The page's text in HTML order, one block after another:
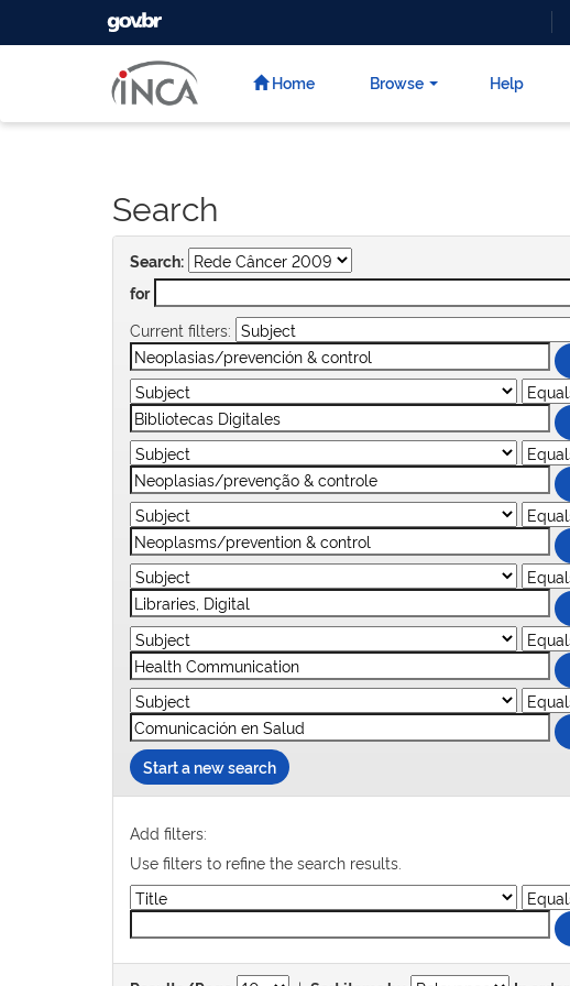
GOVBR
Home Browse Help
Search
Search:
for
Current filters:
Start a new search
Add filters:
Use filters to refine the search results.